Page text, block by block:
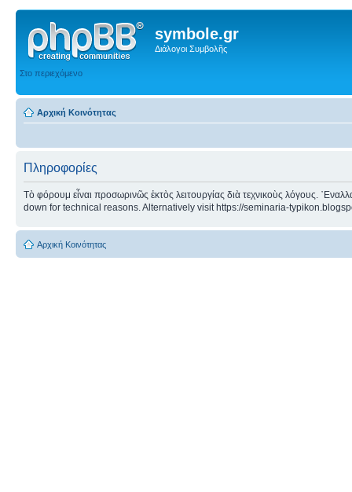
symbole.gr
Διάλογοι Συμβολῆς
Στο περιεχόμενο
Αρχική Κοινότητας
Πληροφορίες
Τὸ φόρουμ εἶναι προσωρινῶς ἐκτὸς λειτουργίας διὰ τεχνικοὺς λόγους.
down for technical reasons. Alternatively visit https://seminaria-
Αρχική Κοινότητας